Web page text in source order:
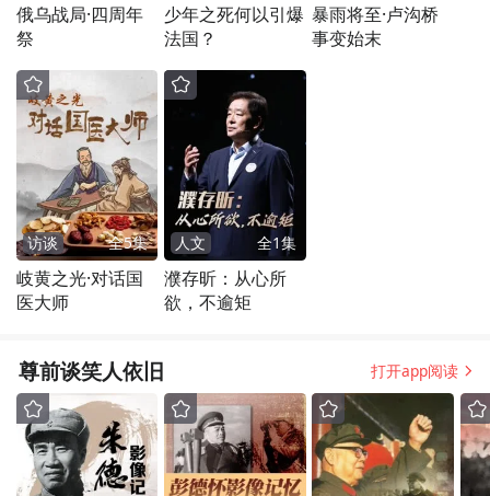
俄乌战局·四周年
祭
少年之死何以引爆
法国？
暴雨将至·卢沟桥
事变始末
访谈 全5集
岐黄之光·对话国
医大师
人文 全1集
濮存昕：从心所
欲，不逾矩
尊前谈笑人依旧 打开app阅读